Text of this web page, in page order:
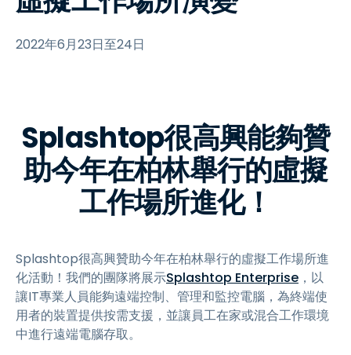
2022年6月23日至24日
Splashtop很高興能夠贊
助今年在柏林舉行的虛擬
工作場所進化！
Splashtop很高興贊助今年在柏林舉行的虛擬工作場所進
化活動！我們的團隊將展示Splashtop Enterprise ，以
讓IT專業人員能夠遠端控制、管理和監控電腦，為終端使
用者的裝置提供按需支援，並讓員工在家或混合工作環境
中進行遠端電腦存取。